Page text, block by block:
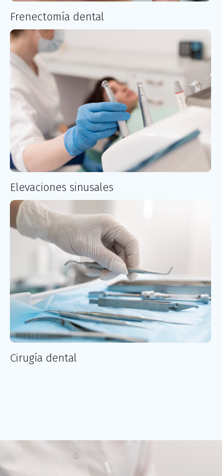
Frenectomía dental
Elevaciones sinusales
Cirugía dental